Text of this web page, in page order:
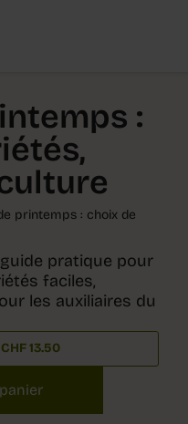
:
printemps : choix de
pratique pour
faciles,
les auxiliaires du
CHF13.50